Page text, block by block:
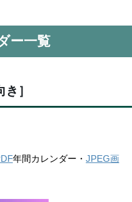
ー一覧
］
年間カレンダー・ JPEG画